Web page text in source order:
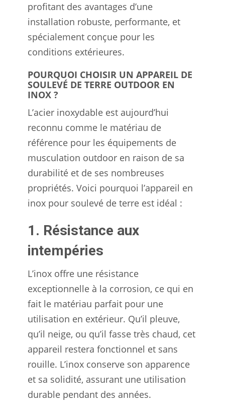
profitant des avantages d’une
installation robuste, performante, et
spécialement conçue pour les
conditions extérieures.
POURQUOI CHOISIR UN APPAREIL DE
SOULEVÉ DE TERRE OUTDOOR EN
INOX ?
L’acier inoxydable est aujourd’hui
reconnu comme le matériau de
référence pour les équipements de
musculation outdoor en raison de sa
durabilité et de ses nombreuses
propriétés. Voici pourquoi l’appareil en
inox pour soulevé de terre est idéal :
1. Résistance aux
intempéries
L’inox offre une résistance
exceptionnelle à la corrosion, ce qui en
fait le matériau parfait pour une
utilisation en extérieur. Qu’il pleuve,
qu’il neige, ou qu’il fasse très chaud, cet
appareil restera fonctionnel et sans
rouille. L’inox conserve son apparence
et sa solidité, assurant une utilisation
durable pendant des années.